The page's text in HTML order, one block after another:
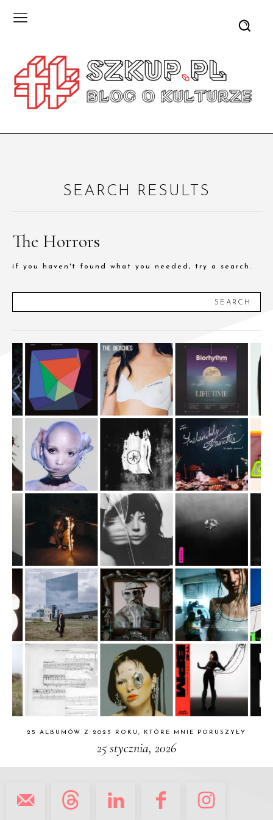
SEARCH RESULTS
The Horrors
if you haven't found what you needed, try a search.
SEARCH
25 ALBUMÓW Z 2025 ROKU, KTÓRE MNIE PORUSZYŁY
25 stycznia, 2026